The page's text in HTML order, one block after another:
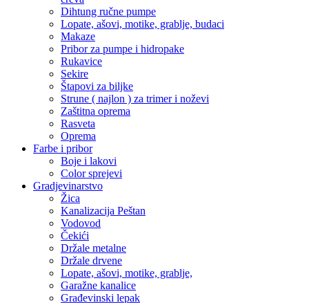
Dihtung ručne pumpe
Lopate, ašovi, motike, grablje, budaci
Makaze
Pribor za pumpe i hidropake
Rukavice
Sekire
Štapovi za biljke
Strune ( najlon ) za trimer i noževi
Zaštitna oprema
Rasveta
Oprema
Farbe i pribor
Boje i lakovi
Color sprejevi
Gradjevinarstvo
Žica
Kanalizacija Peštan
Vodovod
Čekići
Držale metalne
Držale drvene
Lopate, ašovi, motike, grablje,
Garažne kanalice
Građevinski lepak